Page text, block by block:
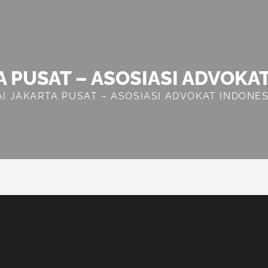
PUSAT – ASOSIASI
JAKARTA PUSAT – ASOSIASI ADVOKAT